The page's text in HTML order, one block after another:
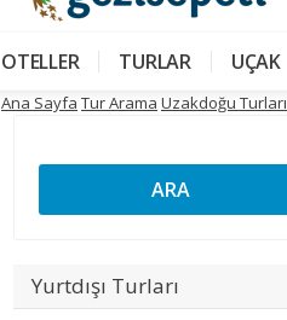
OTELLER TURLAR UÇAK
Ana Sayfa Tur Arama Uzakdoğu Turları
ARA
Yurtdışı Turları